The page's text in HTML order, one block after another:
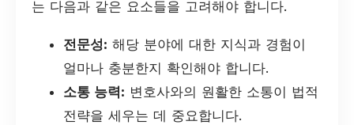
는 다음과 같은 요소들을 고려해야 합니다.
전문성: 해당 분야에 대한 지식과 경험이
얼마나 충분한지 확인해야 합니다.
소통 능력: 변호사와의 원활한 소통이 법적
전략을 세우는 데 중요합니다.